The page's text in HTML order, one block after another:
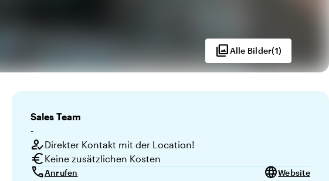
photo_libraryAlle Bilder(1)
Sales Team
-
how_to_regDirekter Kontakt mit der Location!
euro Keine zusätzlichen Kosten
callAnrufen languageWebsite